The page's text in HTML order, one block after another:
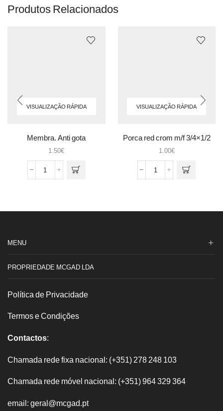
Produtos Relacionados
VISUALIZAÇÃO RÁPIDA
Membra. Anti gota
1.50€
Quantidade
gota
VISUALIZAÇÃO RÁPIDA
Porca red crom m/f 3/4×1/2
1.00€
Quantidade
crom
MENU
PROPRIEDADE MCGAD LDA
Política de Privacidade
Termos e Condições
Contactos:
Chamada rede fixa nacional: (+351) 278 248 103
Chamada rede móvel nacional: (+351) 964 329 364
email: geral@mcgad.pt